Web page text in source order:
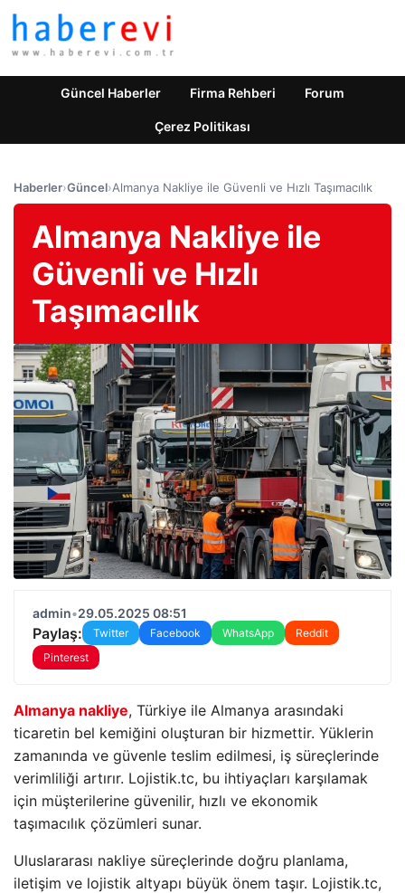
Güncel Haberler Firma Rehberi Forum
Çerez Politikası
Haberler›Güncel›Almanya Nakliye ile Güvenli ve Hızlı Taşımacılık
Almanya Nakliye ile
Güvenli ve Hızlı
Taşımacılık
admin•29.05.2025 08:51
Paylaş: Twitter Facebook WhatsApp
Reddit
Pinterest
Almanya nakliye, Türkiye ile Almanya arasındaki
ticaretin bel kemiğini oluşturan bir hizmettir. Yüklerin
zamanında ve güvenle teslim edilmesi, iş süreçlerinde
verimliliği artırır. Lojistik.tc, bu ihtiyaçları karşılamak
için müşterilerine güvenilir, hızlı ve ekonomik
taşımacılık çözümleri sunar.
Uluslararası nakliye süreçlerinde doğru planlama,
iletişim ve lojistik altyapı büyük önem taşır. Lojistik.tc,